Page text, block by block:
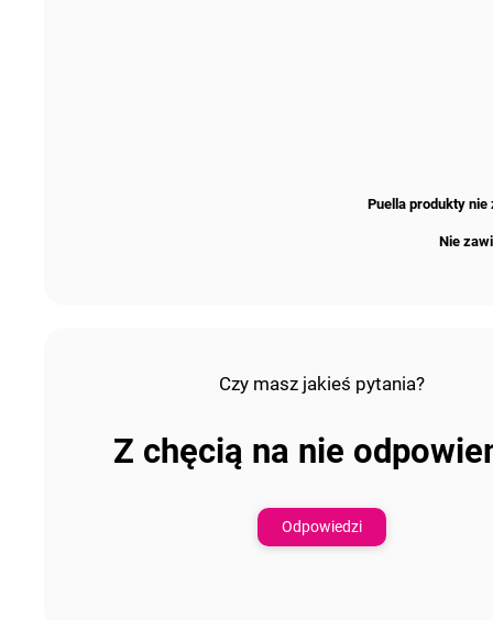
Puella produkty
Nie
Czy masz jakieś pytania?
Z chęcią na nie
Odpowiedzi